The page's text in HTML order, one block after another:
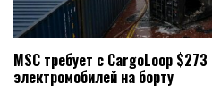
MSC требует с CargoLoop
электромобилей на борту